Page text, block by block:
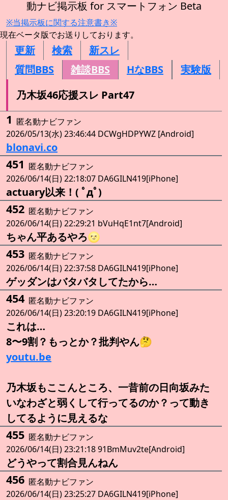
動ナビ掲示板 for スマートフォン Beta
※当掲示板に関する注意書き※
現在ベータ版でお送りしております。
更新 検索
新スレ
質問BBS
雑談BBS HなBBS
実験版
乃木坂46応援スレ Part47
1 匿名動ナビファン
2026/05/13(水) 23:46:44 DCWgHDPYWZ [Android]
blonavi.co
451 匿名動ナビファン
2026/06/14(日) 22:18:07 DA6GILN419[iPhone]
actuary以来！( ﾟдﾟ)
452 匿名動ナビファン
2026/06/14(日) 22:29:21 bVuHqE1nt7[Android]
ちゃん平あるやろ🌝
453 匿名動ナビファン
2026/06/14(日) 22:37:58 DA6GILN419[iPhone]
ゲッダンはバタバタしてたから…
454 匿名動ナビファン
2026/06/14(日) 23:20:19 DA6GILN419[iPhone]
これは…
8〜9割？もっとか？批判やん🤔
youtu.be
乃木坂もここんところ、一昔前の日向坂みた
いなわざと弱くして行ってるのか？って動き
してるように見えるな
455 匿名動ナビファン
2026/06/14(日) 23:21:18 91BmMuv2te[Android]
どうやって割合見んねん
456 匿名動ナビファン
2026/06/14(日) 23:25:27 DA6GILN419[iPhone]